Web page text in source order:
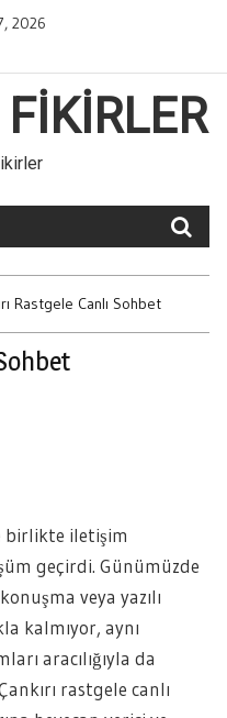
2026
Rastgele Canlı Sohbet
birlikte iletişim
geçirdi. Günümüzde
veya yazılı
kalmıyor, aynı
aracılığıyla da
rastgele canlı